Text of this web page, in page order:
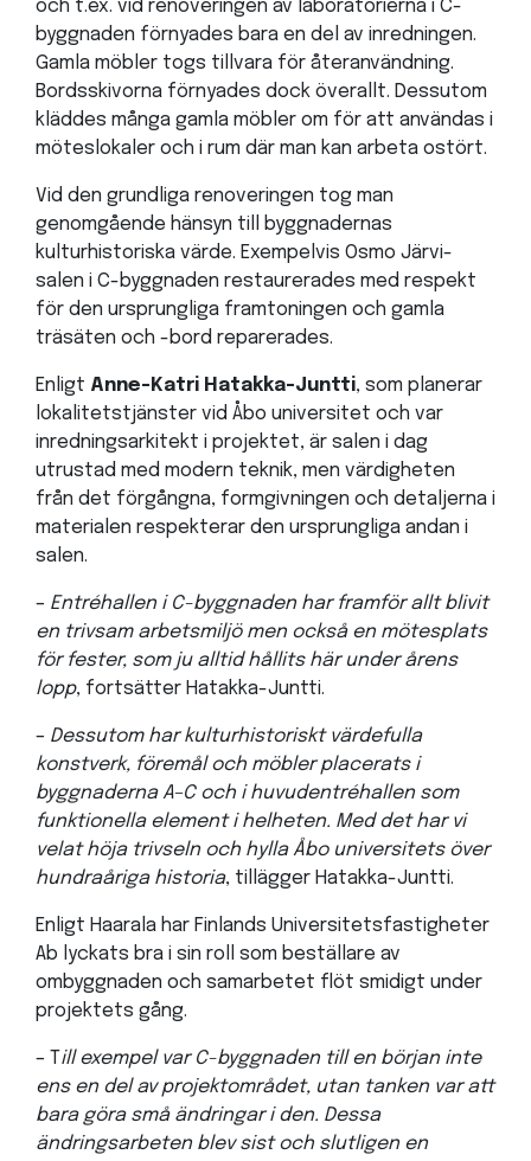
och t.ex. vid renoveringen av laboratorierna i C-
byggnaden förnyades bara en del av inredningen.
Gamla möbler togs tillvara för återanvändning.
Bordsskivorna förnyades dock överallt. Dessutom
kläddes många gamla möbler om för att användas i
möteslokaler och i rum där man kan arbeta ostört.
Vid den grundliga renoveringen tog man
genomgående hänsyn till byggnadernas
kulturhistoriska värde. Exempelvis Osmo Järvi-
salen i C-byggnaden restaurerades med respekt
för den ursprungliga framtoningen och gamla
träsäten och -bord reparerades.
Enligt Anne-Katri Hatakka-Juntti, som planerar
lokalitetstjänster vid Åbo universitet och var
inredningsarkitekt i projektet, är salen i dag
utrustad med modern teknik, men värdigheten
från det förgångna, formgivningen och detaljerna i
materialen respekterar den ursprungliga andan i
salen.
– Entréhallen i C-byggnaden har framför allt blivit
en trivsam arbetsmiljö men också en mötesplats
för fester, som ju alltid hållits här under årens
lopp, fortsätter Hatakka-Juntti.
– Dessutom har kulturhistoriskt värdefulla
konstverk, föremål och möbler placerats i
byggnaderna A–C och i huvudentréhallen som
funktionella element i helheten. Med det har vi
velat höja trivseln och hylla Åbo universitets över
hundraåriga historia, tillägger Hatakka-Juntti.
Enligt Haarala har Finlands Universitetsfastigheter
Ab lyckats bra i sin roll som beställare av
ombyggnaden och samarbetet flöt smidigt under
projektets gång.
– T ill exempel var C-byggnaden till en början inte
ens en del av projektområdet, utan tanken var att
bara göra små ändringar i den. Dessa
ändringsarbeten blev sist och slutligen en